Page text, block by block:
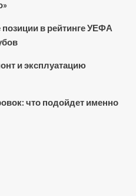
в рейтинге УЕФА
и эксплуатацию
что подойдет именно